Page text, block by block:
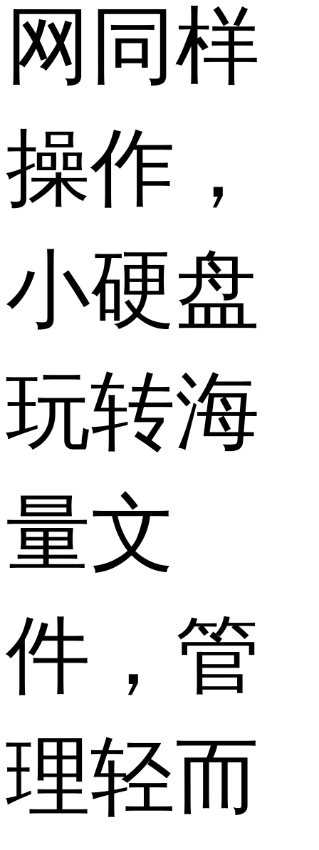
网同样
操作，
小硬盘
玩转海
量文
件，管
理轻而